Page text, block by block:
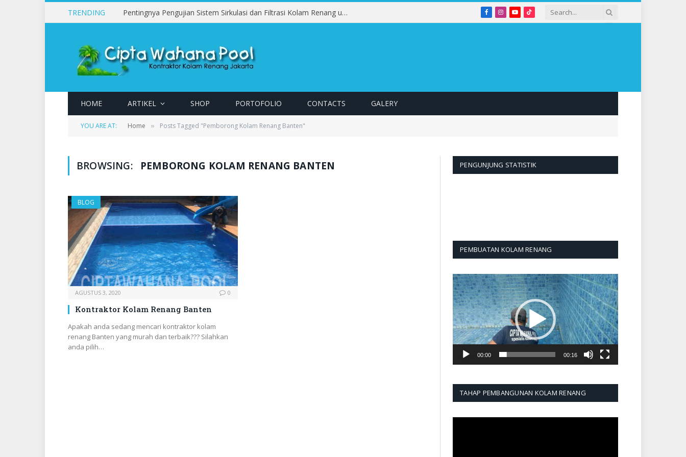
TRENDING Pentingnya Pengujian Sistem Sirkulasi dan Filtrasi Kolam Renang untuk Menjaga Kualitas Air Facebook
Instagram
YouTubeTikTok
HOME ARTIKEL SHOP PORTOFOLIO CONTACTS GALERY
YOU ARE AT: Home » Posts Tagged "Pemborong Kolam Renang Banten"
BROWSING: PEMBORONG KOLAM RENANG BANTEN
BLOG
AGUSTUS 3, 2020 0
Kontraktor Kolam Renang Banten
Apakah anda sedang mencari kontraktor kolam
renang Banten yang murah dan terbaik??? Silahkan
anda pilih…
PENGUNJUNG STATISTIK
PEMBUATAN KOLAM RENANG
Pemutar
Video
00:00 00:16
TAHAP PEMBANGUNAN KOLAM RENANG